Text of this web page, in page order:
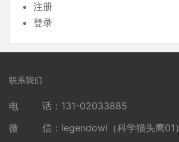
注册
登录
联系我们
电 话：131-02033885
微 信：legendowl（科学猫头鹰01）